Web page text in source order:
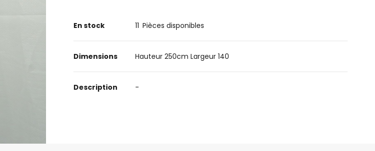
En stock 11 Pièces disponibles
Dimensions Hauteur 250cm Largeur 140
Description -